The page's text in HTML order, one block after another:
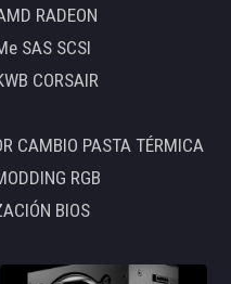
RADEON
SAS SCSI
CORSAIR
CAMBIO PASTA TÉRMICA
RGB
BIOS